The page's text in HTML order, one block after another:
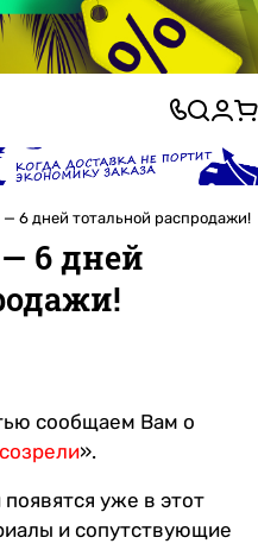
6 дней тотальной распродажи!
6 дней
сообщаем Вам о
».
уже в этот
и сопутствующие